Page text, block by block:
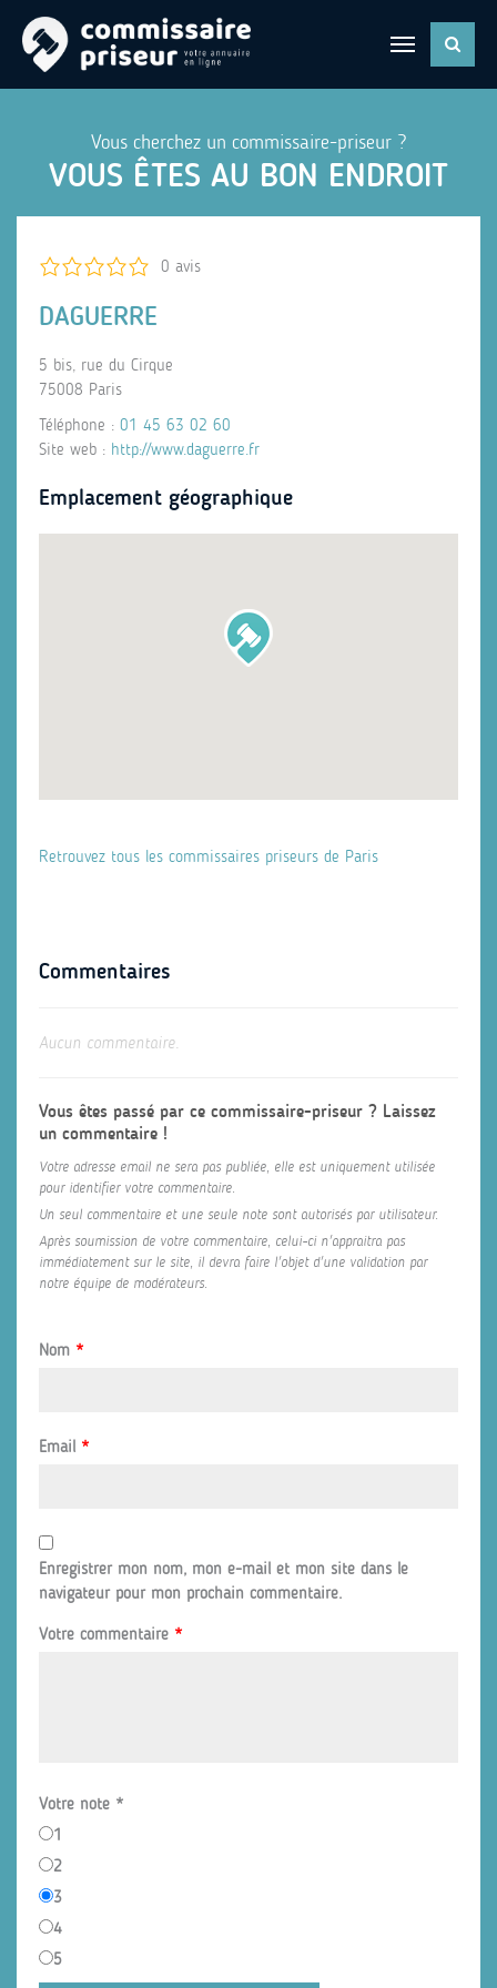
Vous cherchez un commissaire-priseur ?
VOUS ÊTES AU BON ENDROIT
0 avis
DAGUERRE
5 bis, rue du Cirque
75008 Paris
Téléphone : 01 45 63 02 60
Site web : http://www.daguerre.fr
Emplacement géographique
Retrouvez tous les commissaires priseurs de Paris
Commentaires
Aucun commentaire.
Vous êtes passé par ce commissaire-priseur ? Laissez
un commentaire !
Votre adresse email ne sera pas publiée, elle est uniquement utilisée
pour identifier votre commentaire.
Un seul commentaire et une seule note sont autorisés par utilisateur.
Après soumission de votre commentaire, celui-ci n'appraitra pas
immédiatement sur le site, il devra faire l'objet d'une validation par
notre équipe de modérateurs.
Nom *
Email *
Enregistrer mon nom, mon e-mail et mon site dans le
navigateur pour mon prochain commentaire.
Votre commentaire *
Votre note *
1
2
3
4
5